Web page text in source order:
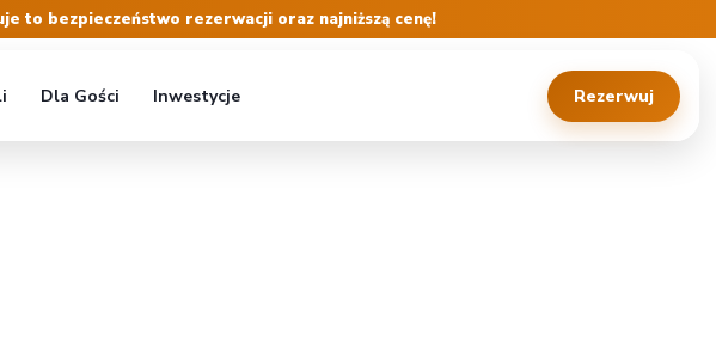
to bezpieczeństwo rezerwacji oraz najniższą cenę!
Dla Gości Inwestycje Rezerwuj